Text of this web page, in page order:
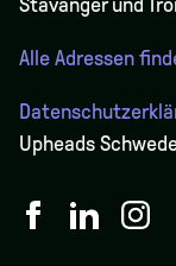
Stavanger und
Alle Adressen
Upheads